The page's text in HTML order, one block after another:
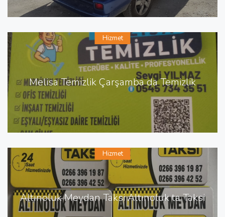
Melisa Temizlik Çarşamba da Temizlik
Hizmet
Altınoluk Meydan Taksi Altınoluk ta Taksi
Hizmet